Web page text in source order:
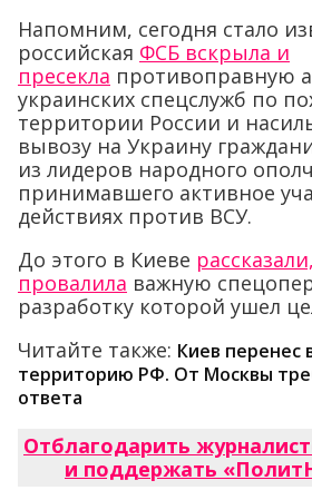
Напомним, сегодня стало
российская ФСБ вскрыла и
пресекла противоправную
украинских спецслужб по
территории России и
вывозу на Украину
из лидеров народного
принимавшего активное
действиях против ВСУ.
До этого в Киеве
провалила важную
разработку которой ушел
Читайте также: Киев перенес
территорию РФ. От Москвы
ответа
Отблагодарить
и поддержать